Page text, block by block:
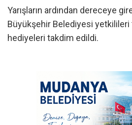
Yarışların ardından dereceye
Büyükşehir Belediyesi yetkilileri
hediyeleri takdim edildi.